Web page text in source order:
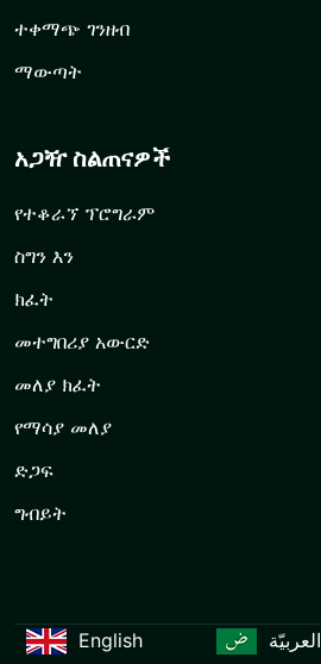
ተቀማጭ ገንዘብ
ማውጣት
አጋዥ ስልጠናዎች
የተቆራኘ ፕሮግራም
ስግን እን
ክፈት
መተግበሪያ አውርድ
መለያ ክፈት
የማሳያ መለያ
ድጋፍ
ግብይት
English العربيّة